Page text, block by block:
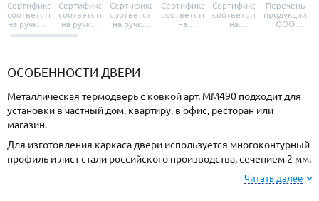
Сертификат
соответствия
на ручки и
броненакладки
Сертификат
соответствия
на ручки-
защелки
Сертификат
соответствия
на ручки-
Сертификат
соответствия
на
Сертификат
соответствия
на
Перечень
продукции
ООО
ОСОБЕННОСТИ ДВЕРИ
Металлическая термодверь с ковкой арт. ММ490 подходит для
установки в частный дом, квартиру, в офис, ресторан или
магазин.
Для изготовления каркаса двери используется многоконтурный
профиль и лист стали российского производства, сечением 2 мм.
Готовая конструкция имеет необходимую прочность иЧитать далее